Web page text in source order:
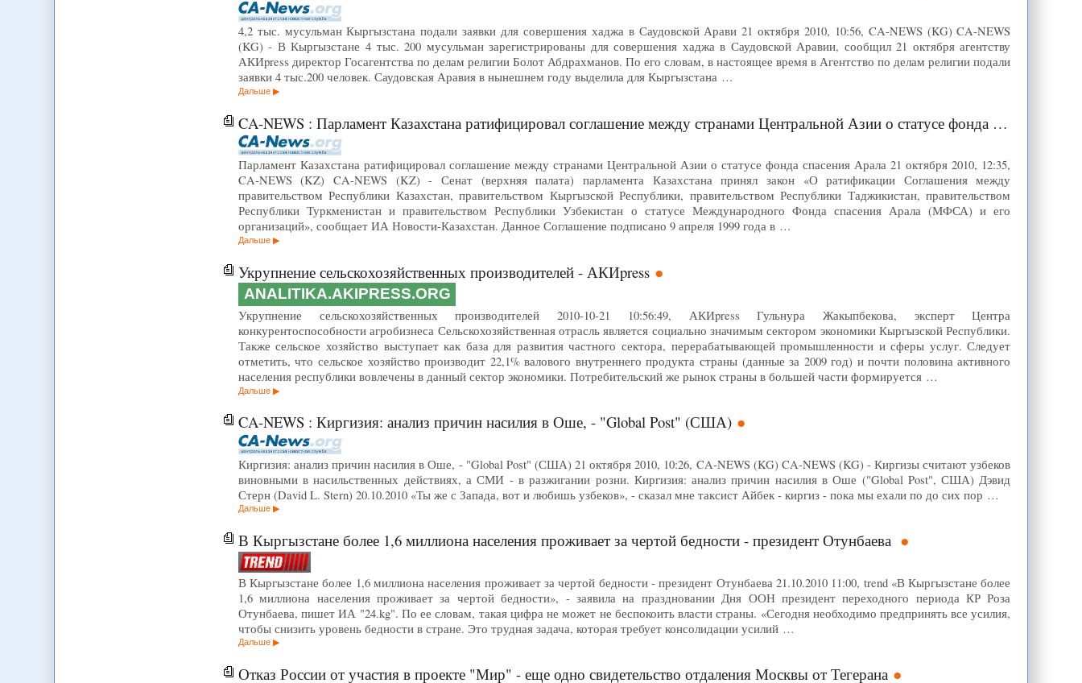
4,2 тыс. мусульман Кыргызстана подали заявки для совершения хаджа в Саудовской Арави 21 октября 2010, 10:56, CA-NEWS (KG) CA-NEWS
(KG) - В Кыргызстане 4 тыс. 200 мусульман зарегистрированы для совершения хаджа в Саудовской Аравии, сообщил 21 октября агентству
АКИpress директор Госагентства по делам религии Болот Абдрахманов. По его словам, в настоящее время в Агентство по делам религии подали
заявки 4 тыс.200 человек. Саудовская Аравия в нынешнем году выделила для Кыргызстана …
Дальше
CA-NEWS : Парламент Казахстана ратифицировал соглашение между странами Центральной Азии о статусе фонда спасения Арала
Парламент Казахстана ратифицировал соглашение между странами Центральной Азии о статусе фонда спасения Арала 21 октября 2010, 12:35,
CA-NEWS (KZ) CA-NEWS (KZ) - Сенат (верхняя палата) парламента Казахстана принял закон «О ратификации Соглашения между
правительством Республики Казахстан, правительством Кыргызской Республики, правительством Республики Таджикистан, правительством
Республики Туркменистан и правительством Республики Узбекистан о статусе Международного Фонда спасения Арала (МФСА) и его
организаций», сообщает ИА Новости-Казахстан. Данное Соглашение подписано 9 апреля 1999 года в …
Дальше
Укрупнение сельскохозяйственных производителей - АКИpress
ANALITIKA.AKIPRESS.ORG
Укрупнение сельскохозяйственных производителей 2010-10-21 10:56:49, АКИpress Гульнура Жакыпбекова, эксперт Центра
конкурентоспособности агробизнеса Сельскохозяйственная отрасль является социально значимым сектором экономики Кыргызской Республики.
Также сельское хозяйство выступает как база для развития частного сектора, перерабатывающей промышленности и сферы услуг. Следует
отметить, что сельское хозяйство производит 22,1% валового внутреннего продукта страны (данные за 2009 год) и почти половина активного
населения республики вовлечены в данный сектор экономики. Потребительский же рынок страны в большей части формируется …
Дальше
CA-NEWS : Киргизия: анализ причин насилия в Оше, - "Global Post" (США)
Киргизия: анализ причин насилия в Оше, - "Global Post" (США) 21 октября 2010, 10:26, CA-NEWS (KG) CA-NEWS (KG) - Киргизы считают узбеков
виновными в насильственных действиях, а СМИ - в разжигании розни. Киргизия: анализ причин насилия в Оше ("Global Post", США) Дэвид
Стерн (David L. Stern) 20.10.2010 «Ты же с Запада, вот и любишь узбеков», - сказал мне таксист Айбек - киргиз - пока мы ехали по до сих пор …
Дальше
В Кыргызстане более 1,6 миллиона населения проживает за чертой бедности - президент Отунбаева
В Кыргызстане более 1,6 миллиона населения проживает за чертой бедности - президент Отунбаева 21.10.2010 11:00, trend «В Кыргызстане более
1,6 миллиона населения проживает за чертой бедности», - заявила на праздновании Дня ООН президент переходного периода КР Роза
Отунбаева, пишет ИА "24.kg". По ее словам, такая цифра не может не беспокоить власти страны. «Сегодня необходимо предпринять все усилия,
чтобы снизить уровень бедности в стране. Это трудная задача, которая требует консолидации усилий …
Дальше
Отказ России от участия в проекте "Мир" - еще одно свидетельство отдаления Москвы от Тегерана